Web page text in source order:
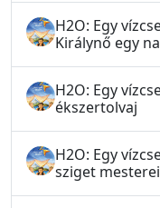
H2O: Egy
Királynő egy
H2O: Egy
ékszertolvaj
H2O: Egy
sziget mesterei